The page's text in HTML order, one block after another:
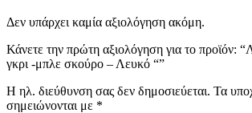
Δεν υπάρχει καμία αξιολόγηση ακόμη.
Κάνετε την πρώτη αξιολόγηση για το προϊόν:
γκρι -μπλε σκούρο – Λευκό “”
Η ηλ. διεύθυνση σας δεν δημοσιεύεται. Τα
σημειώνονται με *